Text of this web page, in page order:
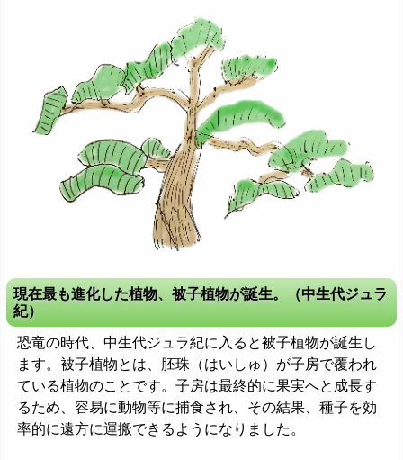
現在最も進化した植物、被子植物が誕生。（中生代ジュラ
紀）
恐竜の時代、中生代ジュラ紀に入ると被子植物が誕生し
ます。被子植物とは、胚珠（はいしゅ）が子房で覆われ
ている植物のことです。子房は最終的に果実へと成長す
るため、容易に動物等に捕食され、その結果、種子を効
率的に遠方に運搬できるようになりました。